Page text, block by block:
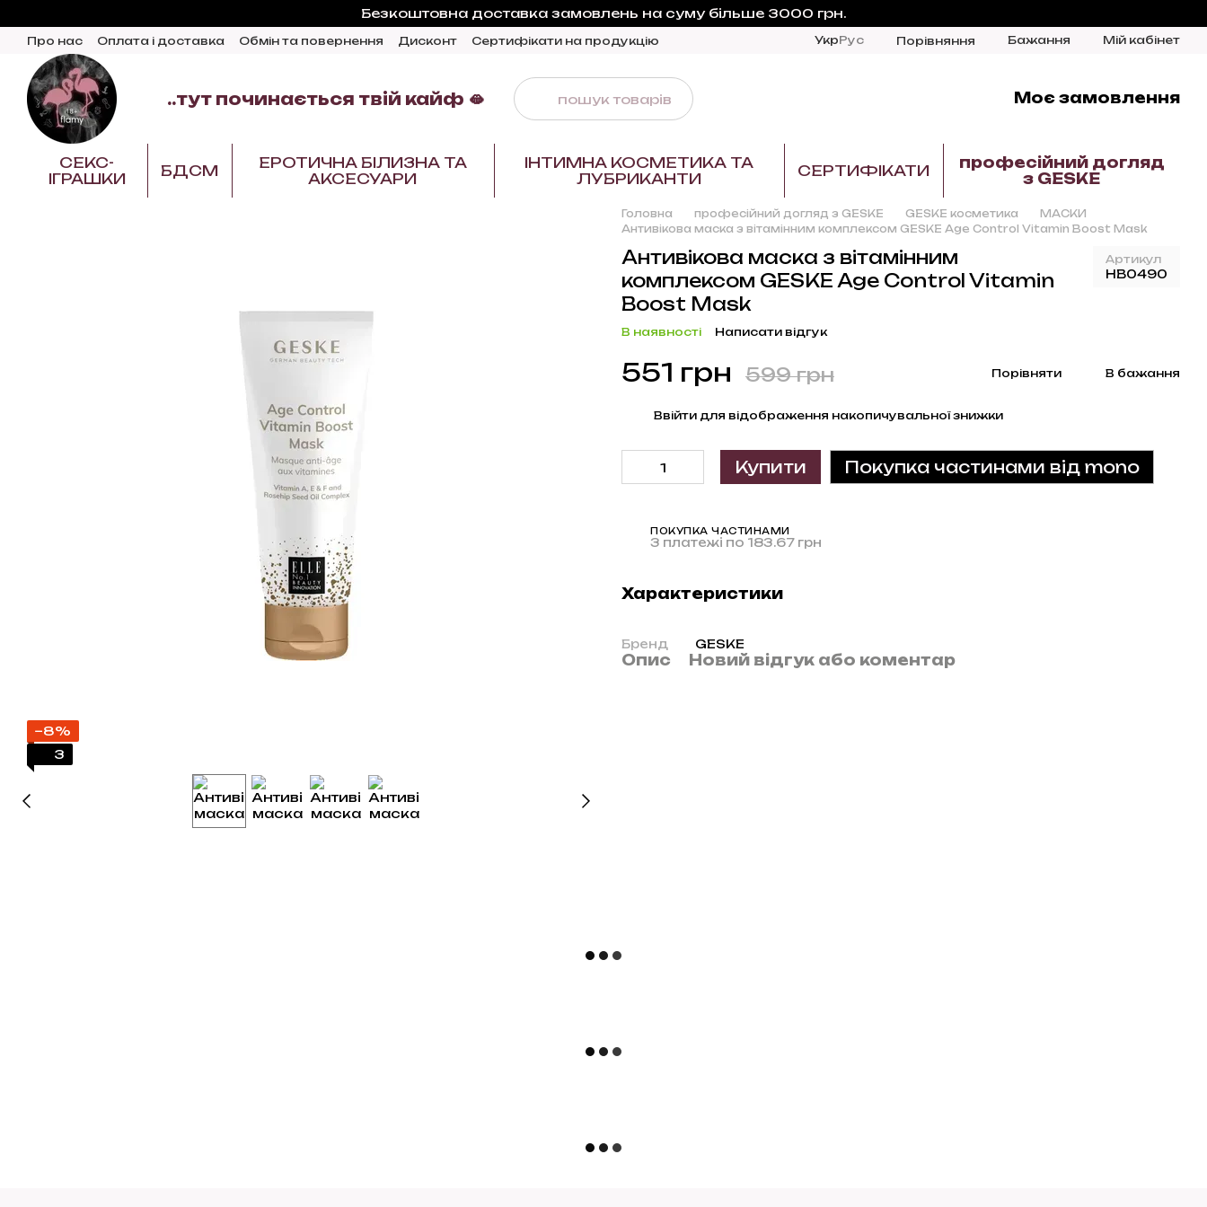
Безкоштовна доставка замовлень на суму більше 3000 грн.
Про нас Оплата і доставка Обмін та повернення Дисконт
Сертифікати на продукцію
Відгуки про магазин
УкрРус Порівняння Бажання Мій кабінет
..тут починається твій кайф 🫦 Моє замовлення
СЕКС-
ІГРАШКИ
БДСМ
ЕРОТИЧНА БІЛИЗНА ТА
АКСЕСУАРИ
ІНТИМНА КОСМЕТИКА ТА
ЛУБРИКАНТИ
СЕРТИФІКАТИ
професійний догляд
з GESKE
−8%
3
Головна професійний догляд з GESKE GESKE косметика
МАСКИ
Антивікова маска з вітамінним комплексом GESKE Age Control Vitamin Boost Mask
Антивікова маска з вітамінним
комплексом GESKE Age Control Vitamin
Boost Mask
Артикул
HB0490
В наявності Написати відгук
551 грн 599 грн Порівняти В бажання
Ввійти для відображення накопичувальної знижки
Купити Покупка частинами від mono
ПОКУПКА ЧАСТИНАМИ
3 платежі по 183.67 грн
Характеристики
Бренд GESKE
Опис Новий відгук або коментар